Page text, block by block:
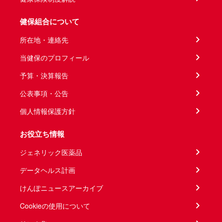
健保組合について
所在地・連絡先
当健保のプロフィール
予算・決算報告
公表事項・公告
個人情報保護方針
お役立ち情報
ジェネリック医薬品
データヘルス計画
けんぽニュースアーカイブ
Cookieの使用について